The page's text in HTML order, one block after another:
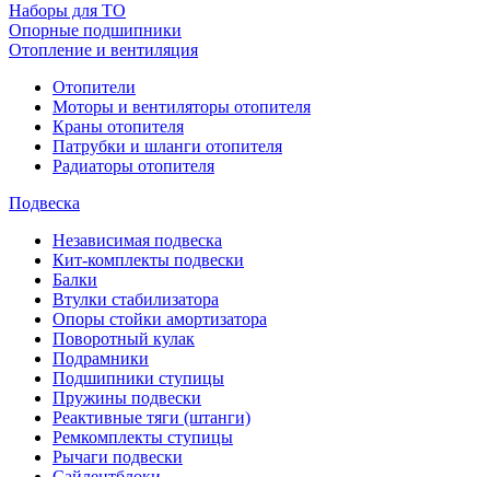
Наборы для ТО
Опорные подшипники
Отопление и вентиляция
Отопители
Моторы и вентиляторы отопителя
Краны отопителя
Патрубки и шланги отопителя
Радиаторы отопителя
Подвеска
Независимая подвеска
Кит-комплекты подвески
Балки
Втулки стабилизатора
Опоры стойки амортизатора
Поворотный кулак
Подрамники
Подшипники ступицы
Пружины подвески
Реактивные тяги (штанги)
Ремкомплекты ступицы
Рычаги подвески